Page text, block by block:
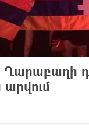
Ղարաբաղի
արվում